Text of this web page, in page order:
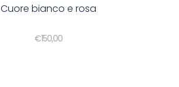
Cuore bianco e rosa
€150,00